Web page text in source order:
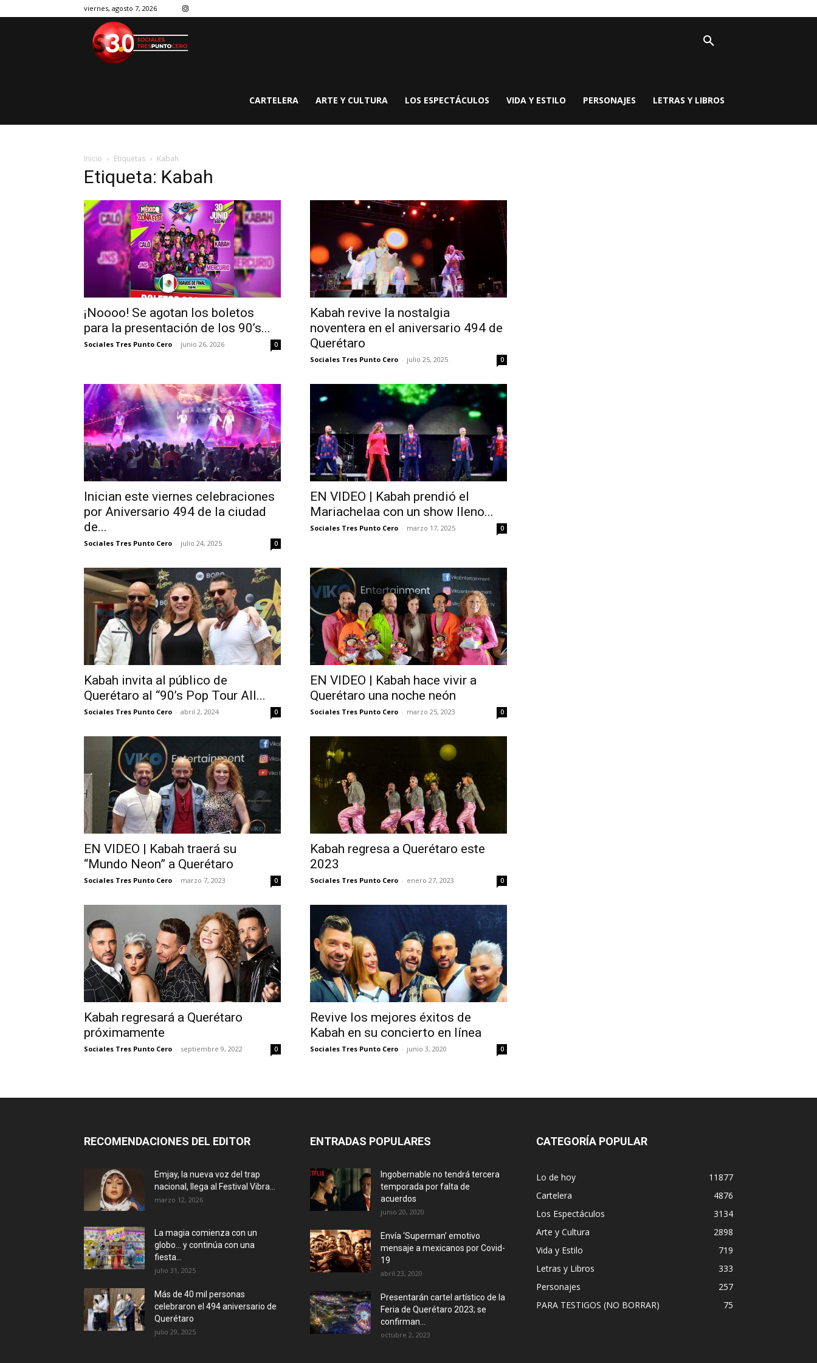
viernes, agosto 7, 2026
CARTELERA ARTE Y CULTURA LOS ESPECTÁCULOS VIDA Y ESTILO PERSONAJES LETRAS Y LIBROS
Inicio Etiquetas Kabah
Etiqueta: Kabah
¡Noooo! Se agotan los boletos
para la presentación de los 90’s...
Sociales Tres Punto Cero - junio 26, 2026 0
Kabah revive la nostalgia
noventera en el aniversario 494 de
Querétaro
Sociales Tres Punto Cero - julio 25, 2025 0
Inician este viernes celebraciones
por Aniversario 494 de la ciudad
de...
Sociales Tres Punto Cero - julio 24, 2025 0
EN VIDEO | Kabah prendió el
Mariachelaa con un show lleno...
Sociales Tres Punto Cero - marzo 17, 2025 0
Kabah invita al público de
Querétaro al “90’s Pop Tour All...
Sociales Tres Punto Cero - abril 2, 2024 0
EN VIDEO | Kabah hace vivir a
Querétaro una noche neón
Sociales Tres Punto Cero - marzo 25, 2023 0
EN VIDEO | Kabah traerá su
“Mundo Neon” a Querétaro
Sociales Tres Punto Cero - marzo 7, 2023 0
Kabah regresa a Querétaro este
2023
Sociales Tres Punto Cero - enero 27, 2023 0
Kabah regresará a Querétaro
próximamente
Sociales Tres Punto Cero - septiembre 9, 2022 0
Revive los mejores éxitos de
Kabah en su concierto en línea
Sociales Tres Punto Cero - junio 3, 2020 0
RECOMENDACIONES DEL EDITOR
Emjay, la nueva voz del trap
nacional, llega al Festival Vibra...
marzo 12, 2026
La magia comienza con un
globo… y continúa con una
fiesta...
julio 31, 2025
Más de 40 mil personas
celebraron el 494 aniversario de
Querétaro
julio 29, 2025
ENTRADAS POPULARES
Ingobernable no tendrá tercera
temporada por falta de
acuerdos
junio 20, 2020
Envía ‘Superman’ emotivo
mensaje a mexicanos por Covid-
19
abril 23, 2020
Presentarán cartel artístico de la
Feria de Querétaro 2023; se
confirman...
octubre 2, 2023
CATEGORÍA POPULAR
Lo de hoy
11877
Cartelera
4876
Los Espectáculos
3134
Arte y Cultura
2898
Vida y Estilo
719
Letras y Libros
333
Personajes
257
PARA TESTIGOS (NO BORRAR)
75